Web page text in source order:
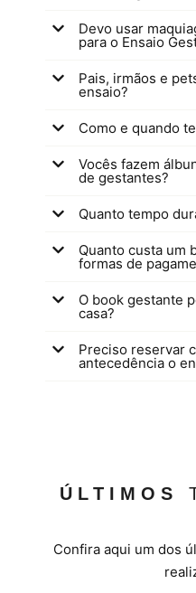
Devo usar
para o Ensaio
Pais, irmãos e
ensaio?
Como e quando
Vocês fazem
de gestantes?
Quanto tempo
Quanto custa um
formas de
O book gestante
casa?
Preciso reservar
antecedência o
ÚLTIMOS
Confira aqui um dos